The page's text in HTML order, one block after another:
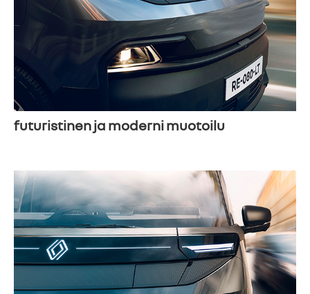
futuristinen ja moderni muotoilu